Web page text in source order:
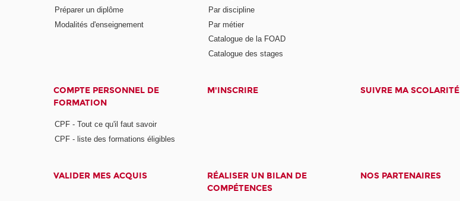
Préparer un diplôme
Modalités d'enseignement
Par discipline
Par métier
Catalogue de la FOAD
Catalogue des stages
COMPTE PERSONNEL DE
FORMATION
CPF - Tout ce qu'il faut savoir
CPF - liste des formations éligibles
M'INSCRIRE SUIVRE MA SCOLARITÉ
VALIDER MES ACQUIS
RÉALISER UN BILAN DE
COMPÉTENCES
NOS PARTENAIRES